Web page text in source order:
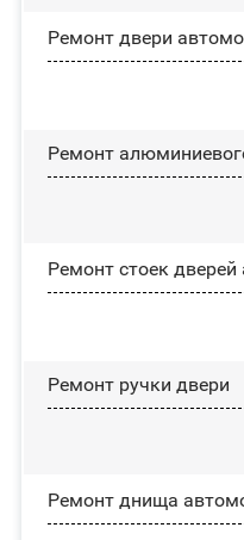
Ремонт двери
Ремонт
Ремонт стоек
Ремонт ручки двери
Ремонт днища